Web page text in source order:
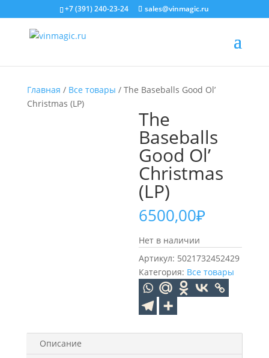
+7 (391) 240-23-24 sales@vinmagic.ru
Главная / Все товары / The Baseballs Good Ol’
Christmas (LP)
The
Baseballs
Good Ol’
Christmas
(LP)
6500,00₽
Нет в наличии
Артикул: 5021732452429
Категория: Все товары
Описание